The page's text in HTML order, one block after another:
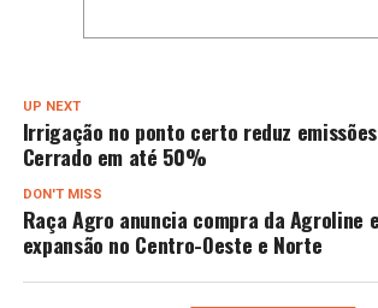
UP NEXT
Irrigação no ponto certo reduz
Cerrado em até 50%
DON'T MISS
Raça Agro anuncia compra da Agroline
expansão no Centro-Oeste e Norte